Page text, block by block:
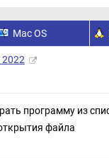
Mac OS
2022
программу из
файла